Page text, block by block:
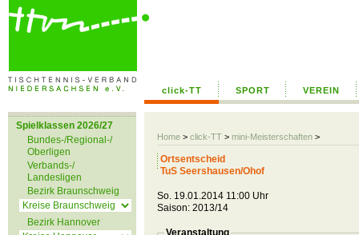
click-TT SPORT VEREIN
Home > click-TT > mini-Meisterschaften >
Spielklassen 2026/27
Bundes-/Regional-/
Oberligen
Verbands-/
Landesligen
Bezirk Braunschweig
Bezirk Hannover
Ortsentscheid
TuS Seershausen/Ohof
So. 19.01.2014 11:00 Uhr
Saison: 2013/14
Veranstaltung